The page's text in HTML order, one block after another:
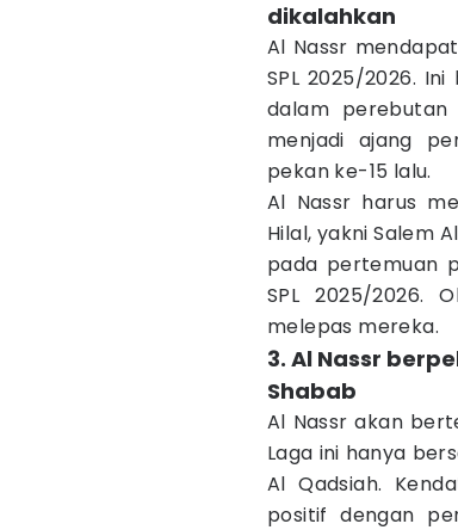
dikalahkan
Al Nassr
SPL 2025/2026.
dalam perebutan
menjadi ajang
pekan ke-15 lalu.
Al Nassr harus
Hilal, yakni Salem
pada pertemuan
SPL 2025/2026.
melepas mereka.
3. Al Nassr
Shabab
Al Nassr akan
Laga ini hanya
Al Qadsiah.
positif dengan